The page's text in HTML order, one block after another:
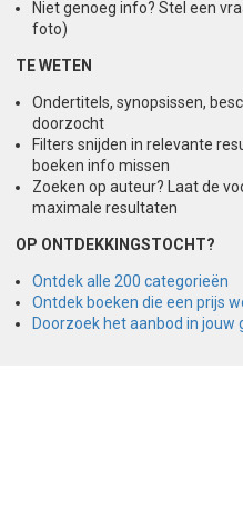
Niet genoeg info? Stel een
foto)
TE WETEN
Ondertitels, synopsissen,
doorzocht
Filters snijden in relevante
boeken info missen
Zoeken op auteur? Laat de
maximale resultaten
OP ONTDEKKINGSTOCHT?
Ontdek alle 200 categorieën
Ontdek boeken die een prijs
Doorzoek het aanbod in jouw